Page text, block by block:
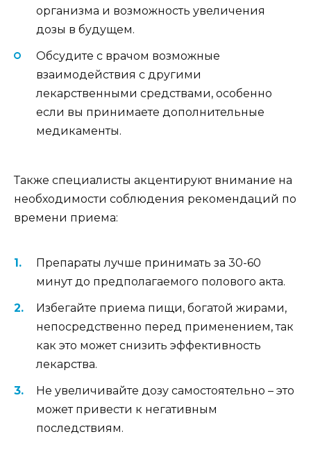
организма и возможность увеличения
дозы в будущем.
Обсудите с врачом возможные
взаимодействия с другими
лекарственными средствами, особенно
если вы принимаете дополнительные
медикаменты.
Также специалисты акцентируют внимание на
необходимости соблюдения рекомендаций по
времени приема:
Препараты лучше принимать за 30-60
минут до предполагаемого полового акта.
Избегайте приема пищи, богатой жирами,
непосредственно перед применением, так
как это может снизить эффективность
лекарства.
Не увеличивайте дозу самостоятельно – это
может привести к негативным
последствиям.